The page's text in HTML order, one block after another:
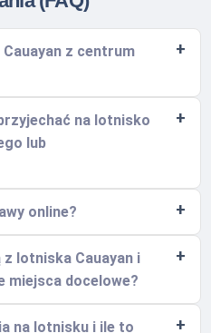
z centrum
na lotnisko
lub
online?
lotniska Cauayan i
miejsca docelowe?
na lotnisku i ile to